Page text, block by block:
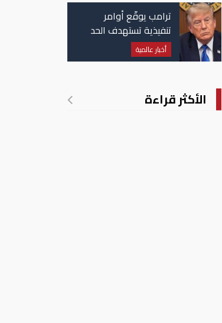
ترامب يوقّع أوامر
تنفيذية تستهدف الحد
من منح الجنسية
الأمريكية بالولادة
أخبار عالمية
الأكثر قراءة